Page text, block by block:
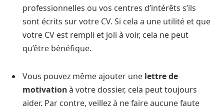
professionnelles ou vos centres d’intérêts s’ils
sont écrits sur votre CV. Si cela a une utilité et que
votre CV est rempli et joli à voir, cela ne peut
qu’être bénéfique.
Vous pouvez même ajouter une lettre de
motivationà votre dossier, cela peut toujours
aider. Par contre, veillez à ne faire aucune faute